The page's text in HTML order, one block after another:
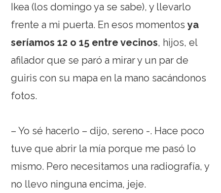
Ikea (los domingo ya se sabe), y llevarlo
frente a mi puerta. En esos momentosya
seríamos 12 o 15 entre vecinos, hijos, el
afilador que se paró a mirar y un par de
guiris con su mapa en la mano sacándonos
fotos.
– Yo sé hacerlo – dijo, sereno -. Hace poco
tuve que abrir la mía porque me pasó lo
mismo. Pero necesitamos una radiografía, y
no llevo ninguna encima, jeje.